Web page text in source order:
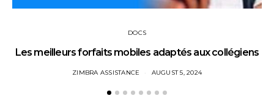
DOCS
Les meilleurs forfaits mobiles adaptés aux collégiens
ZIMBRA ASSISTANCE AUGUST 5, 2024